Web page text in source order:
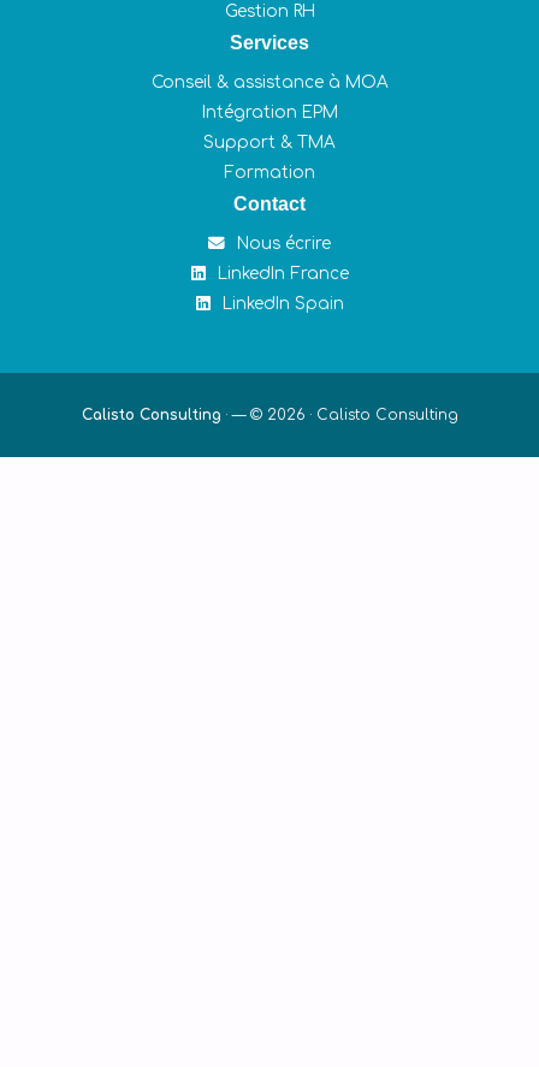
Gestion RH
Services
Conseil & assistance à MOA
Intégration EPM
Support & TMA
Formation
Contact
Nous écrire
LinkedIn France
LinkedIn Spain
Calisto Consulting ·— © 2026 · Calisto Consulting